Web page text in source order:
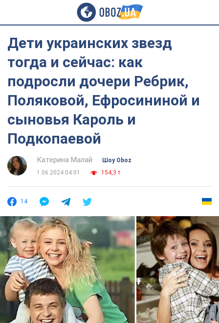
Дети украинских звезд
тогда и сейчас: как
подросли дочери Ребрик,
Поляковой, Ефросининой и
сыновья Кароль и
Подкопаевой
Катерина Малай
Шоу Oboz
1.06.2024 04:01
154,3 т.
14